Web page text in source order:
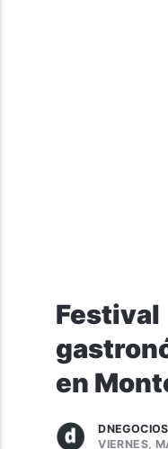
Festival
en
DNEGOCIOS
VIERNES,